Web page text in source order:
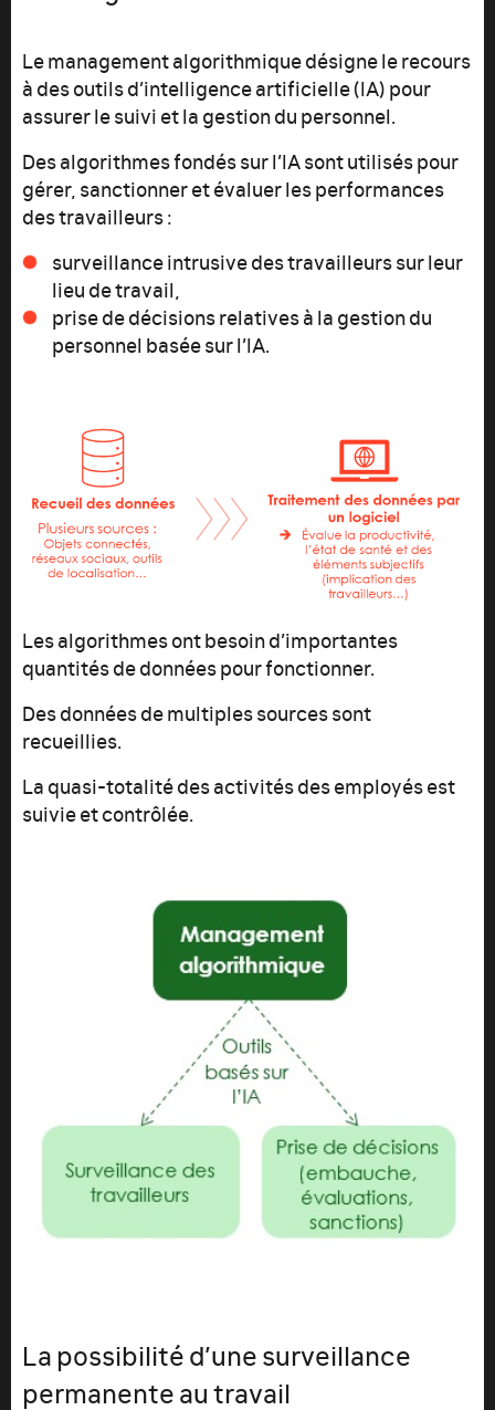
Le management algorithmique désigne le recours
à des outils d’intelligence artificielle (IA) pour
assurer le suivi et la gestion du personnel.
Des algorithmes fondés sur l’IA sont utilisés pour
gérer, sanctionner et évaluer les performances
des travailleurs :
surveillance intrusive des travailleurs sur leur
lieu de travail,
prise de décisions relatives à la gestion du
personnel basée sur l’IA.
Les algorithmes ont besoin d’importantes
quantités de données pour fonctionner.
Des données de multiples sources sont
recueillies.
La quasi-totalité des activités des employés est
suivie et contrôlée.
La possibilité d’une surveillance
permanente au travail